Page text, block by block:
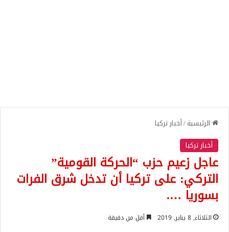
الرئيسية/أخبار تركيا
أخبار تركيا
عاجل زعيم حزب “الحركة القومية”
التركي: على تركيا أن تدخل شرق الفرات
بسوريا ….
الثلاثاء, 8 يناير, 2019 أقل من دقيقة